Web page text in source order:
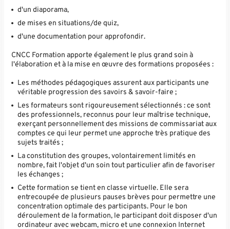
d'un diaporama,
de mises en situations/de quiz,
d'une documentation pour approfondir.
CNCC Formation apporte également le plus grand soin à
l'élaboration et à la mise en œuvre des formations proposées :
Les méthodes pédagogiques assurent aux participants une
véritable progression des savoirs & savoir-faire ;
Les formateurs sont rigoureusement sélectionnés : ce sont
des professionnels, reconnus pour leur maîtrise technique,
exerçant personnellement des missions de commissariat aux
comptes ce qui leur permet une approche très pratique des
sujets traités ;
La constitution des groupes, volontairement limités en
nombre, fait l'objet d'un soin tout particulier afin de favoriser
les échanges ;
Cette formation se tient en classe virtuelle. Elle sera
entrecoupée de plusieurs pauses brèves pour permettre une
concentration optimale des participants. Pour le bon
déroulement de la formation, le participant doit disposer d'un
ordinateur avec webcam, micro et une connexion Internet